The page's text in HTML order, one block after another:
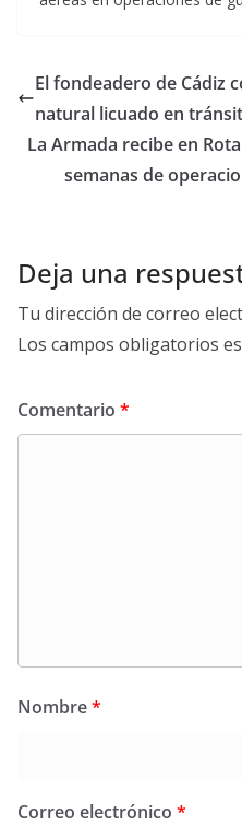
El fondeadero de Cádiz
natural licuado en
La Armada recibe en
semanas de
Deja una
Tu dirección de correo
Los campos obligatorios
Comentario *
Nombre*
Correo electrónico *